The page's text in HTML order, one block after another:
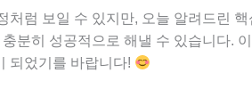
처럼 보일 수 있지만, 오늘 알려드린 핵
분히 성공적으로 해낼 수 있습니다.
되었기를 바랍니다!